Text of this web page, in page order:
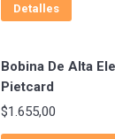
Detalles
Bobina De Alta
Pietcard
$1.655,00